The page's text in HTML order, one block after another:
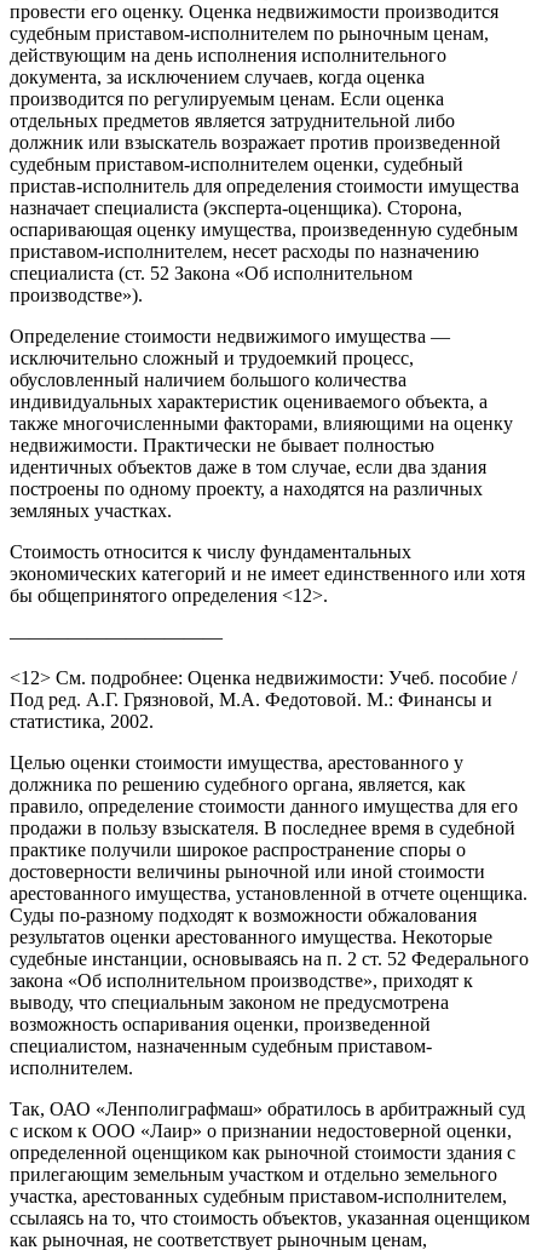
провести его оценку. Оценка недвижимости производится
судебным приставом-исполнителем по рыночным ценам,
действующим на день исполнения исполнительного
документа, за исключением случаев, когда оценка
производится по регулируемым ценам. Если оценка
отдельных предметов является затруднительной либо
должник или взыскатель возражает против произведенной
судебным приставом-исполнителем оценки, судебный
пристав-исполнитель для определения стоимости имущества
назначает специалиста (эксперта-оценщика). Сторона,
оспаривающая оценку имущества, произведенную судебным
приставом-исполнителем, несет расходы по назначению
специалиста (ст. 52 Закона «Об исполнительном
производстве»).
Определение стоимости недвижимого имущества —
исключительно сложный и трудоемкий процесс,
обусловленный наличием большого количества
индивидуальных характеристик оцениваемого объекта, а
также многочисленными факторами, влияющими на оценку
недвижимости. Практически не бывает полностью
идентичных объектов даже в том случае, если два здания
построены по одному проекту, а находятся на различных
земляных участках.
Стоимость относится к числу фундаментальных
экономических категорий и не имеет единственного или хотя
бы общепринятого определения <12>.
———————————
<12> См. подробнее: Оценка недвижимости: Учеб. пособие /
Под ред. А.Г. Грязновой, М.А. Федотовой. М.: Финансы и
статистика, 2002.
Целью оценки стоимости имущества, арестованного у
должника по решению судебного органа, является, как
правило, определение стоимости данного имущества для его
продажи в пользу взыскателя. В последнее время в судебной
практике получили широкое распространение споры о
достоверности величины рыночной или иной стоимости
арестованного имущества, установленной в отчете оценщика.
Суды по-разному подходят к возможности обжалования
результатов оценки арестованного имущества. Некоторые
судебные инстанции, основываясь на п. 2 ст. 52 Федерального
закона «Об исполнительном производстве», приходят к
выводу, что специальным законом не предусмотрена
возможность оспаривания оценки, произведенной
специалистом, назначенным судебным приставом-
исполнителем.
Так, ОАО «Ленполиграфмаш» обратилось в арбитражный суд
с иском к ООО «Лаир» о признании недостоверной оценки,
определенной оценщиком как рыночной стоимости здания с
прилегающим земельным участком и отдельно земельного
участка, арестованных судебным приставом-исполнителем,
ссылаясь на то, что стоимость объектов, указанная оценщиком
как рыночная, не соответствует рыночным ценам,